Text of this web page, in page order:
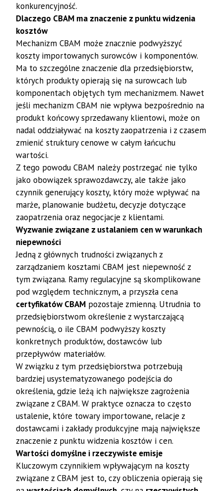
konkurencyjność.
Dlaczego CBAM ma znaczenie z punktu widzenia
kosztów
Mechanizm CBAM może znacznie podwyższyć
koszty importowanych surowców i komponentów.
Ma to szczególne znaczenie dla przedsiębiorstw,
których produkty opierają się na surowcach lub
komponentach objętych tym mechanizmem. Nawet
jeśli mechanizm CBAM nie wpływa bezpośrednio na
produkt końcowy sprzedawany klientowi, może on
nadal oddziaływać na koszty zaopatrzenia i z czasem
zmienić struktury cenowe w całym łańcuchu
wartości.
Z tego powodu CBAM należy postrzegać nie tylko
jako obowiązek sprawozdawczy, ale także jako
czynnik generujący koszty, który może wpływać na
marże, planowanie budżetu, decyzje dotyczące
zaopatrzenia oraz negocjacje z klientami.
Wyzwanie związane z ustalaniem cen w warunkach
niepewności
Jedną z głównych trudności związanych z
zarządzaniem kosztami CBAM jest niepewność z
tym związana. Ramy regulacyjne są skomplikowane
pod względem technicznym, a przyszła cena
certyfikatów CBAM pozostaje zmienną. Utrudnia to
przedsiębiorstwom określenie z wystarczającą
pewnością, o ile CBAM podwyższy koszty
konkretnych produktów, dostawców lub
przepływów materiałów.
W związku z tym przedsiębiorstwa potrzebują
bardziej usystematyzowanego podejścia do
określenia, gdzie leżą ich największe zagrożenia
związane z CBAM. W praktyce oznacza to często
ustalenie, które towary importowane, relacje z
dostawcami i zakłady produkcyjne mają największe
znaczenie z punktu widzenia kosztów i cen.
Wartości domyślne i rzeczywiste emisje
Kluczowym czynnikiem wpływającym na koszty
związane z CBAM jest to, czy obliczenia opierają się